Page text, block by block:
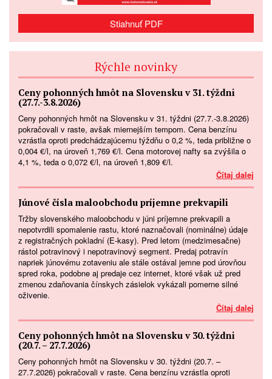
Stiahnuť PDF
Rýchle novinky
Ceny pohonných hmôt na Slovensku v 31. týždni
(27.7.-3.8.2026)
Ceny pohonných hmôt na Slovensku v 31. týždni (27.7.-3.8.2026)
pokračovali v raste, avšak miernejším tempom. Cena benzínu
vzrástla oproti predchádzajúcemu týždňu o 0,2 %, teda približne o
0,004 €/l, na úroveň 1,769 €/l. Cena motorovej nafty sa zvýšila o
4,1 %, teda o 0,072 €/l, na úroveň 1,809 €/l.
Čítaj dalej
Júnové čísla maloobchodu príjemne prekvapili
Tržby slovenského maloobchodu v júni príjemne prekvapili a
nepotvrdili spomalenie rastu, ktoré naznačovali (nominálne) údaje
z registračných pokladní (E-kasy). Pred letom (medzimesačne)
rástol potravinový i nepotravinový segment. Predaj potravín
napriek júnovému zotaveniu ale stále ostával jemne pod úrovňou
spred roka, podobne aj predaje cez internet, ktoré však už pred
zmenou zdaňovania čínskych zásielok vykázali pomerne silné
oživenie.
Čítaj dalej
Ceny pohonných hmôt na Slovensku v 30. týždni
(20.7. – 27.7.2026)
Ceny pohonných hmôt na Slovensku v 30. týždni (20.7. –
27.7.2026) pokračovali v raste. Cena benzínu vzrástla oproti